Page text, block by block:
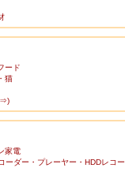
ード
猫
家電
ーダー・プレーヤー・HDDレコー